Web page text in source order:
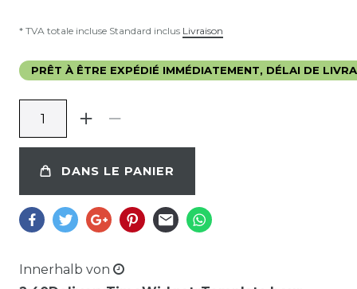
* TVA totale incluse Standard inclus Livraison
PRÊT À ÊTRE EXPÉDIÉ IMMÉDIATEMENT, DÉLAI DE
DANS LE PANIER
Innerhalb von